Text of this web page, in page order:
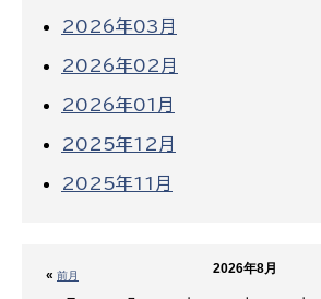
2026年03月
2026年02月
2026年01月
2025年12月
2025年11月
« 前月 2026年8月